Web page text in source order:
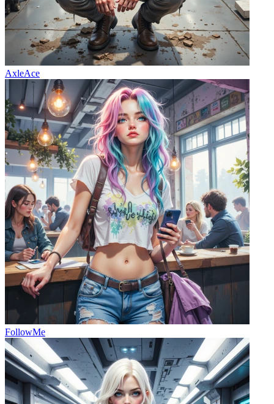
AxleAce
FollowMe